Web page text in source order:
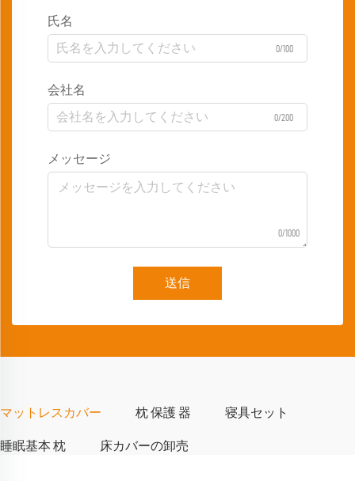
氏名
0/100
会社名
0/200
メッセージ
0/1000
送信
マットレスカバー 枕 保護 器 寝具セット
睡眠基本 枕 床カバーの卸売